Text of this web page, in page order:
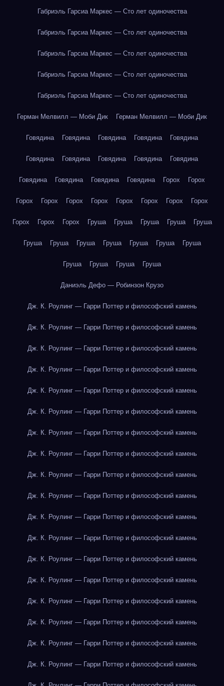
Габриэль Гарсиа Маркес — Сто лет одиночества
Габриэль Гарсиа Маркес — Сто лет одиночества
Габриэль Гарсиа Маркес — Сто лет одиночества
Габриэль Гарсиа Маркес — Сто лет одиночества
Габриэль Гарсиа Маркес — Сто лет одиночества
Герман Мелвилл — Моби Дик Герман Мелвилл — Моби Дик
Говядина Говядина Говядина Говядина Говядина
Говядина Говядина Говядина Говядина Говядина
Говядина Говядина Говядина Говядина Горох Горох
Горох Горох Горох Горох Горох Горох Горох Горох
Горох Горох Горох Груша Груша Груша Груша Груша
Груша Груша Груша Груша Груша Груша Груша
Груша Груша Груша Груша
Даниэль Дефо — Робинзон Крузо
Дж. К. Роулинг — Гарри Поттер и философский камень
Дж. К. Роулинг — Гарри Поттер и философский камень
Дж. К. Роулинг — Гарри Поттер и философский камень
Дж. К. Роулинг — Гарри Поттер и философский камень
Дж. К. Роулинг — Гарри Поттер и философский камень
Дж. К. Роулинг — Гарри Поттер и философский камень
Дж. К. Роулинг — Гарри Поттер и философский камень
Дж. К. Роулинг — Гарри Поттер и философский камень
Дж. К. Роулинг — Гарри Поттер и философский камень
Дж. К. Роулинг — Гарри Поттер и философский камень
Дж. К. Роулинг — Гарри Поттер и философский камень
Дж. К. Роулинг — Гарри Поттер и философский камень
Дж. К. Роулинг — Гарри Поттер и философский камень
Дж. К. Роулинг — Гарри Поттер и философский камень
Дж. К. Роулинг — Гарри Поттер и философский камень
Дж. К. Роулинг — Гарри Поттер и философский камень
Дж. К. Роулинг — Гарри Поттер и философский камень
Дж. К. Роулинг — Гарри Поттер и философский камень